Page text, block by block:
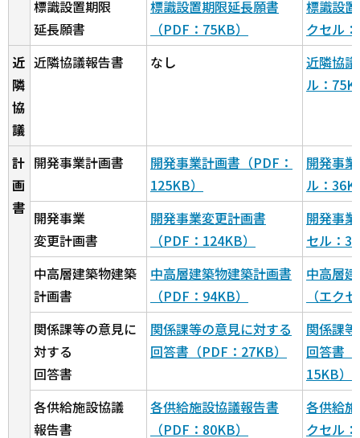
標識設置期限
延長願書
標識設置期限延長願書
（PDF：75KB）
標識設
クセル
近
隣
協
議
近隣協議報告書 なし
近隣協
ル：
計
画
書
開発事業計画書
開発事業計画書（PDF：
125KB）
開発事
ル：
開発事業
変更計画書
開発事業変更計画書
（PDF：124KB）
開発事
セル：
中高層建築物建築
計画書
中高層建築物建築計画書
（PDF：94KB）
中高層
（エク
関係課等の意見に
対する
回答書
関係課等の意見に対する
回答書（PDF：27KB）
関係課
回答書
15KB）
各供給施設協議
報告書
各供給施設協議報告書
（PDF：80KB）
各供給
クセル